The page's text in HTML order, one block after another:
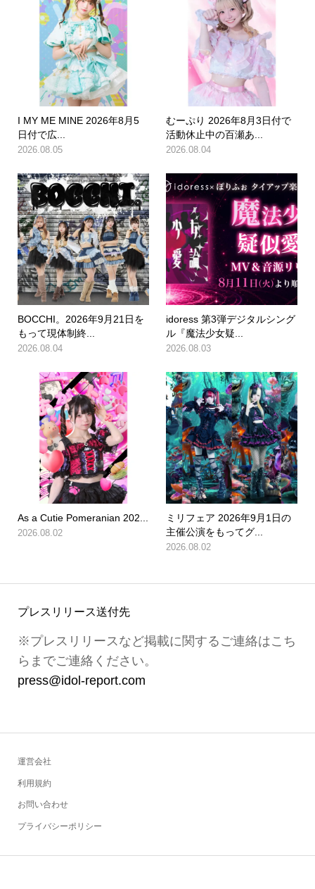
I MY ME MINE 2026年8月5
日付で広...
2026.08.05
むーぷり 2026年8月3日付で
活動休止中の百瀬あ...
2026.08.04
BOCCHI。2026年9月21日を
もって現体制終...
2026.08.04
idoress 第3弾デジタルシング
ル『魔法少女疑...
2026.08.03
As a Cutie Pomeranian 202...
2026.08.02
ミリフェア 2026年9月1日の
主催公演をもってグ...
2026.08.02
プレスリリース送付先
※プレスリリースなど掲載に関するご連絡はこち
らまでご連絡ください。
press@idol-report.com
運営会社
利用規約
お問い合わせ
プライバシーポリシー